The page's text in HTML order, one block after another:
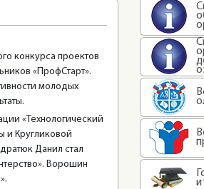
конкурса проектов
«ПрофСтарт».
молодых
«Технологический
и Кругликовой
Данил стал
Ворошин